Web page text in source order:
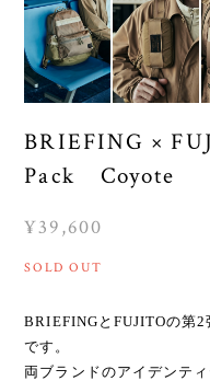
BRIEFING ×
Pack Coyote
¥39,600
SOLD OUT
BRIEFINGとFUJITOの第
です。
両ブランドのアイデンテ